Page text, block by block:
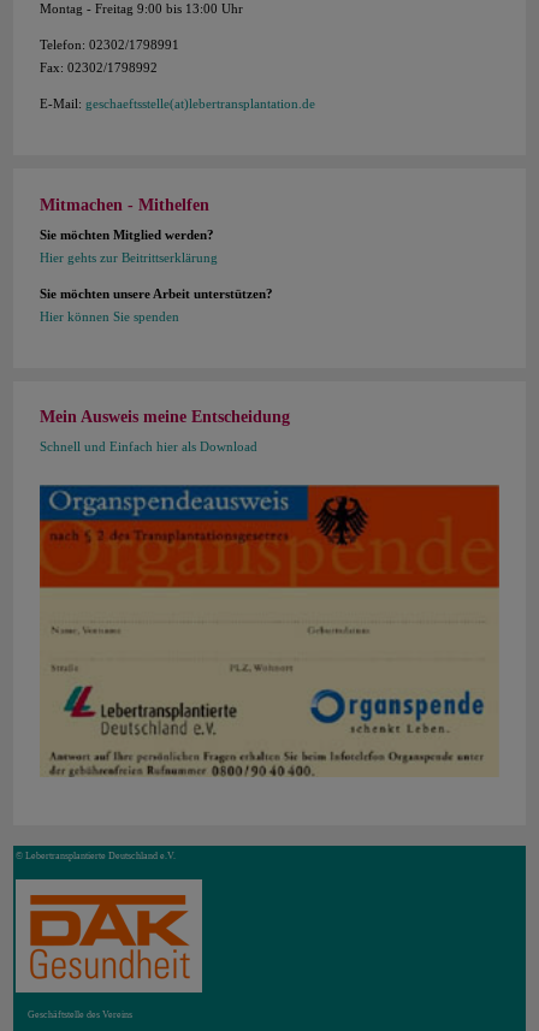
Montag - Freitag 9:00 bis 13:00 Uhr
Telefon: 02302/1798991
Fax: 02302/1798992
E-Mail: geschaeftsstelle(at)lebertransplantation.de
Mitmachen - Mithelfen
Sie möchten Mitglied werden?
Hier gehts zur Beitrittserklärung
Sie möchten unsere Arbeit unterstützen?
Hier können Sie spenden
Mein Ausweis meine Entscheidung
Schnell und Einfach hier als Download
© Lebertransplantierte Deutschland e.V.
Geschäftstelle des Vereins